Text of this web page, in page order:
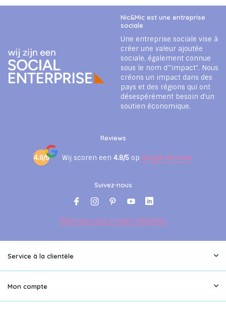
Nic&Mic est une entreprise
sociale
Une entreprise sociale vise à
créer une valeur ajoutée
sociale, également connue
sous le nom d'"impact". Nous
créons un impact dans des
pays et des régions qui ont
désespérément besoin d'un
soutien économique.
Reviews
4.8/5 Wij scoren een 4.8/5 op Google Reviews
Suivez-nous
Abonnez-vous à notre infolettre
Service à la clientèle
Mon compte